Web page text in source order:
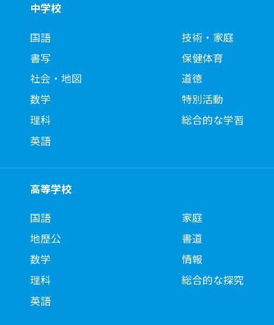
中学校
国語
書写
社会・地図
数学
理科
英語
技術・家庭
保健体育
道徳
特別活動
総合的な学習
高等学校
国語
地歴公
数学
理科
英語
家庭
書道
情報
総合的な探究